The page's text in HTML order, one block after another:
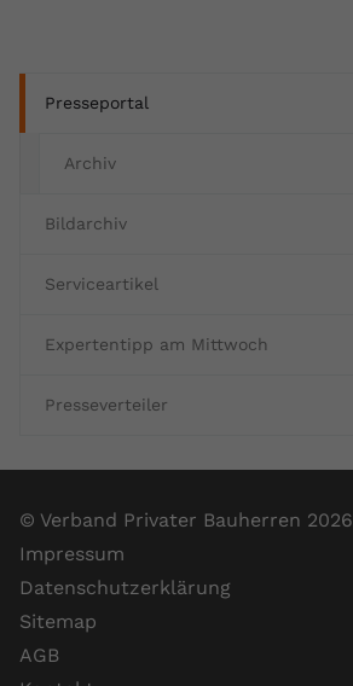
Presseportal
Archiv
Bildarchiv
Serviceartikel
Expertentipp am Mittwoch
Presseverteiler
© Verband Privater Bauherren 2026
Impressum
Datenschutzerklärung
Sitemap
AGB